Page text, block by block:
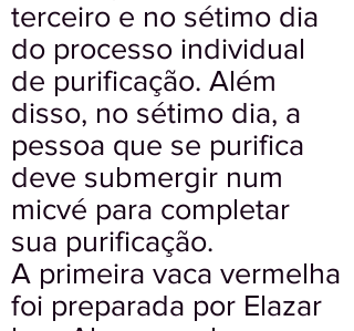
terceiro e no sétimo dia
do processo individual
de purificação. Além
disso, no sétimo dia, a
pessoa que se purifica
deve submergir num
micvé para completar
sua purificação.
A primeira vaca vermelha
foi preparada por Elazar